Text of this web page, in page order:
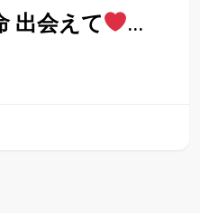
出会えて …